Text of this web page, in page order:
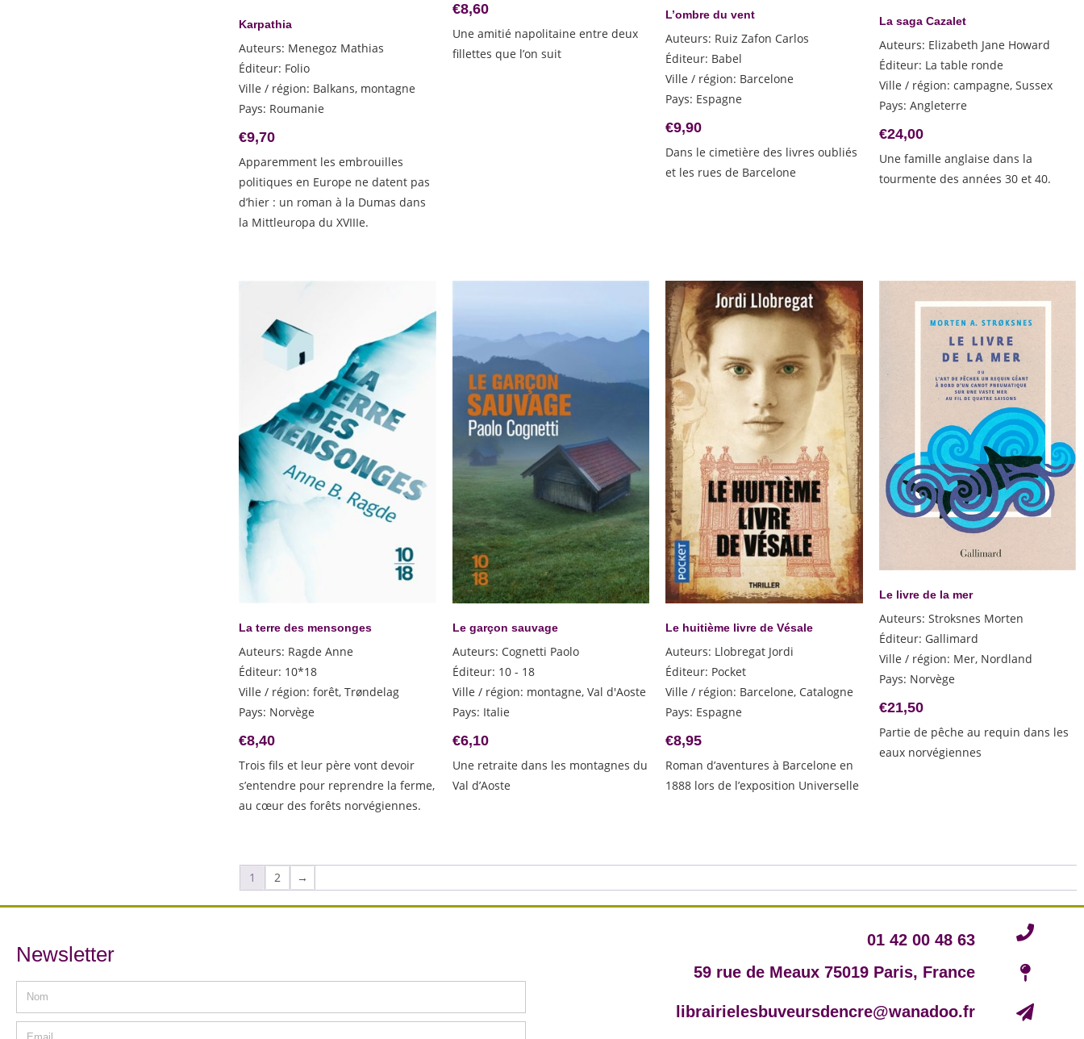
Karpathia
Auteurs: Menegoz Mathias
Éditeur: Folio
Ville / région: Balkans, montagne
Pays: Roumanie
€9,70
Apparemment les embrouilles
politiques en Europe ne datent pas
d’hier : un roman à la Dumas dans
la Mittleuropa du XVIIIe.
€8,60
Une amitié napolitaine entre deux
fillettes que l’on suit
L’ombre du vent
Auteurs: Ruiz Zafon Carlos
Éditeur: Babel
Ville / région: Barcelone
Pays: Espagne
€9,90
Dans le cimetière des livres oubliés
et les rues de Barcelone
La saga Cazalet
Auteurs: Elizabeth Jane Howard
Éditeur: La table ronde
Ville / région: campagne, Sussex
Pays: Angleterre
€24,00
Une famille anglaise dans la
tourmente des années 30 et 40.
La terre des mensonges
Auteurs: Ragde Anne
Éditeur: 10*18
Ville / région:forêt, Trøndelag
Pays: Norvège
€8,40
Trois fils et leur père vont devoir
s’entendre pour reprendre la ferme,
au cœur des forêts norvégiennes.
Le garçon sauvage
Auteurs: Cognetti Paolo
Éditeur: 10 - 18
Ville / région: montagne, Val d'Aoste
Pays: Italie
€6,10
Une retraite dans les montagnes du
Val d’Aoste
Le huitième livre de Vésale
Auteurs: Llobregat Jordi
Éditeur: Pocket
Ville / région: Barcelone, Catalogne
Pays: Espagne
€8,95
Roman d’aventures à Barcelone en
1888 lors de l’exposition Universelle
Le livre de la mer
Auteurs: Stroksnes Morten
Éditeur: Gallimard
Ville / région: Mer, Nordland
Pays: Norvège
€21,50
Partie de pêche au requin dans les
eaux norvégiennes
1 2 →
Newsletter
01 42 00 48 63
59 rue de Meaux 75019 Paris, France
librairielesbuveursdencre@wanadoo.fr